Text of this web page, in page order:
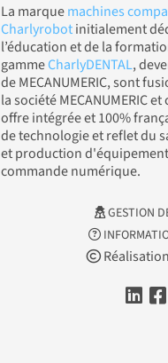
La marquemachines
Charlyrobotinitialement
l’éducation et de la
gammeCharlyDENTAL,
de MECANUMERIC, sont
la société MECANUMERIC
offre intégrée et 100%
de technologie et reflet du
et production
commande numérique.
GESTION